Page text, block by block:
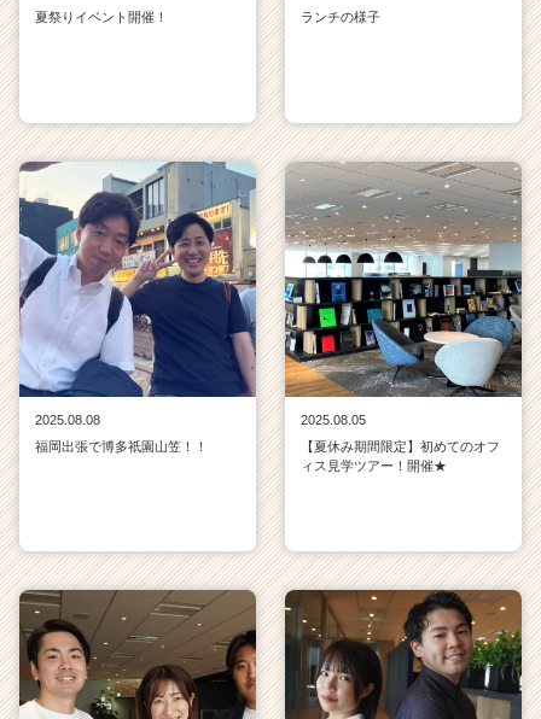
夏祭りイベント開催！
ランチの様子
2025.08.08
福岡出張で博多祇園山笠！！
2025.08.05
【夏休み期間限定】初めてのオフ
ィス見学ツアー！開催★